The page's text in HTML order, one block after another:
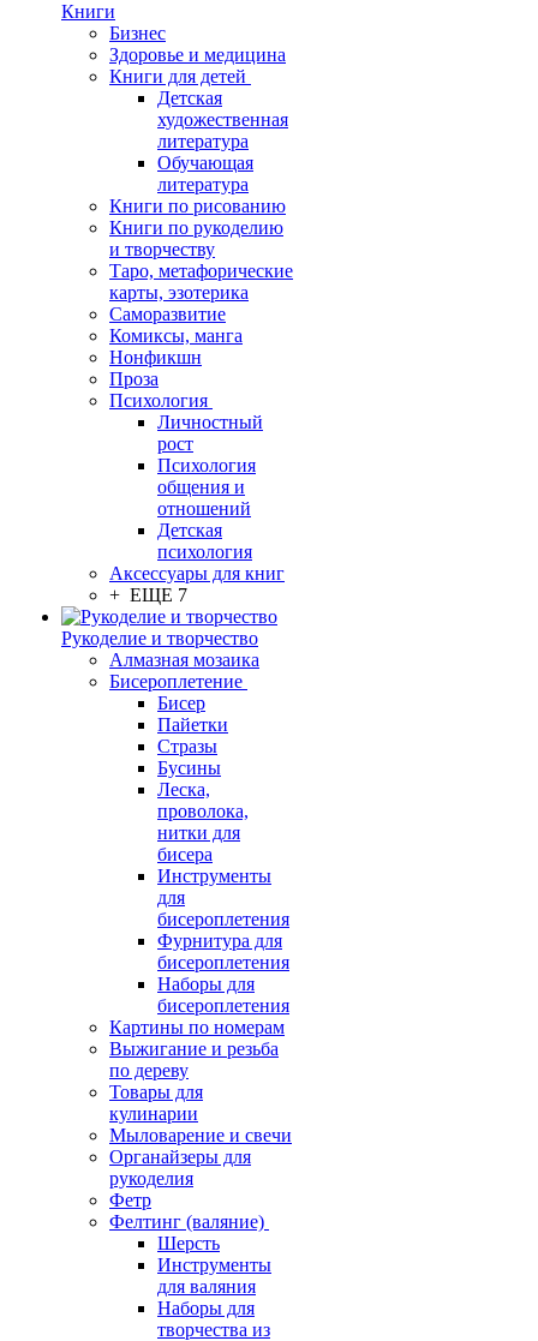
Книги
Бизнес
Здоровье и медицина
Книги для детей
Детская
художественная
литература
Обучающая
литература
Книги по рисованию
Книги по рукоделию
и творчеству
Таро, метафорические
карты, эзотерика
Саморазвитие
Комиксы, манга
Нонфикшн
Проза
Психология
Личностный
рост
Психология
общения и
отношений
Детская
психология
Аксессуары для книг
+ ЕЩЕ 7
Рукоделие и творчество
Алмазная мозаика
Бисероплетение
Бисер
Пайетки
Стразы
Бусины
Леска,
проволока,
нитки для
бисера
Инструменты
для
бисероплетения
Фурнитура для
бисероплетения
Наборы для
бисероплетения
Картины по номерам
Выжигание и резьба
по дереву
Товары для
кулинарии
Мыловарение и свечи
Органайзеры для
рукоделия
Фетр
Фелтинг (валяние)
Шерсть
Инструменты
для валяния
Наборы для
творчества из